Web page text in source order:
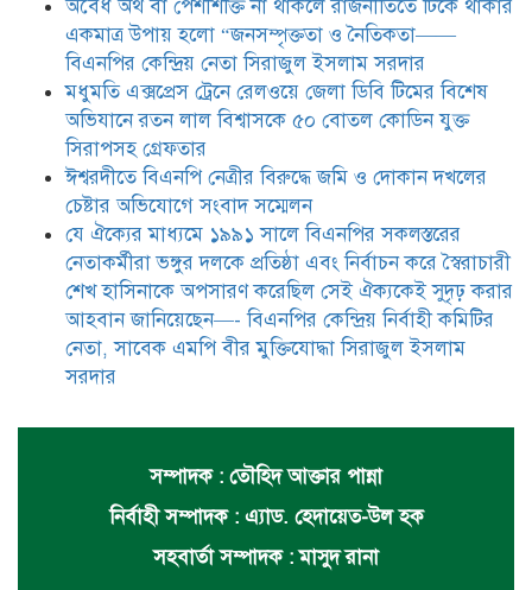
আহবান জানিয়েছেন—- বিএনপির কেন্দ্রিয় নির্বাহী কমিটির নেতা,
সাবেক এমপি বীর মুক্তিযোদ্ধা সিরাজুল ইসলাম সরদার
​​অবৈধ অর্থ বা পেশীশক্তি না থাকলে রাজনীতিতে টিকে থাকার
একমাত্র উপায় হলো “জনসম্পৃক্ততা ও নৈতিকতা——
বিএনপির কেন্দ্রিয় নেতা সিরাজুল ইসলাম সরদার
মধুমতি এক্সপ্রেস ট্রেনে রেলওয়ে জেলা ডিবি টিমের বিশেষ
অভিযানে রতন লাল বিশ্বাসকে ৫০ বোতল কোডিন যুক্ত
সিরাপসহ গ্রেফতার
ঈশ্বরদীতে বিএনপি নেত্রীর বিরুদ্ধে জমি ও দোকান দখলের
চেষ্টার অভিযোগে সংবাদ সম্মেলন
যে ঐক্যের মাধ্যমে ১৯৯১ সালে বিএনপির সকলস্তরের
নেতাকর্মীরা ভঙ্গুর দলকে প্রতিষ্ঠা এবং নির্বাচন করে স্বৈরাচারী
শেখ হাসিনাকে অপসারণ করেছিল সেই ঐক্যকেই সুদৃঢ় করার
আহবান জানিয়েছেন—- বিএনপির কেন্দ্রিয় নির্বাহী কমিটির
নেতা, সাবেক এমপি বীর মুক্তিযোদ্ধা সিরাজুল ইসলাম
সরদার
সম্পাদক : তৌহিদ আক্তার পান্না
নির্বাহী সম্পাদক : এ্যাড. হেদায়েত-উল হক
সহবার্তা সম্পাদক : মাসুদ রানা